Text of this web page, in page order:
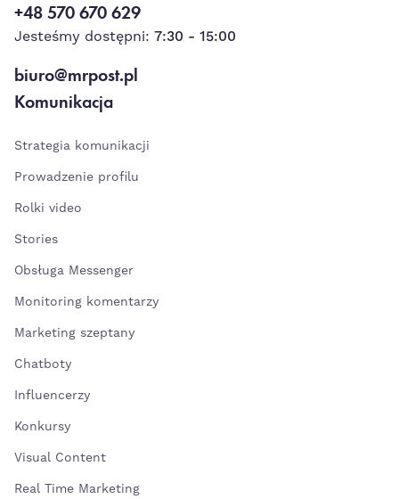
+48 570 670 629
Jesteśmy dostępni: 7:30 - 15:00
biuro@mrpost.pl
Komunikacja
Strategia komunikacji
Prowadzenie profilu
Rolki video
Stories
Obsługa Messenger
Monitoring komentarzy
Marketing szeptany
Chatboty
Influencerzy
Konkursy
Visual Content
Real Time Marketing